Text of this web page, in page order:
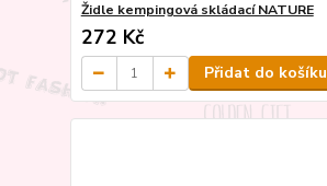
Židle kempingová skládací NATURE
272 Kč
Přidat do košíku